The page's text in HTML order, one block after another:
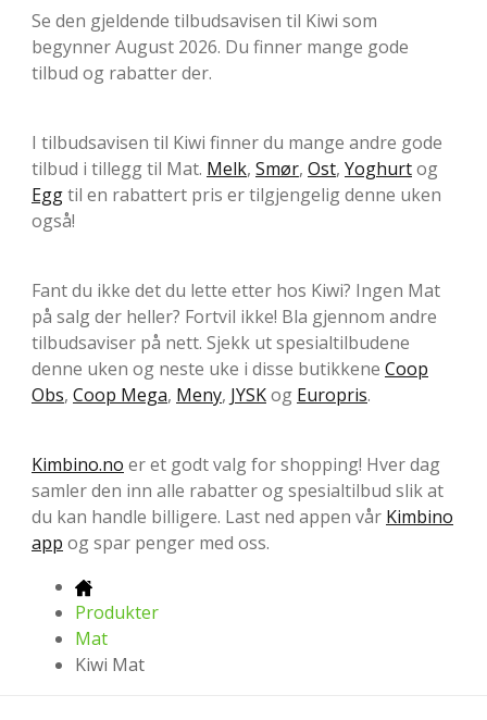
Se den gjeldende tilbudsavisen til Kiwi som
begynner August 2026. Du finner mange gode
tilbud og rabatter der.
I tilbudsavisen til Kiwi finner du mange andre gode
tilbud i tillegg til Mat. Melk, Smør, Ost, Yoghurtog
Eggtil en rabattert pris er tilgjengelig denne uken
også!
Fant du ikke det du lette etter hos Kiwi? Ingen Mat
på salg der heller? Fortvil ikke! Bla gjennom andre
tilbudsaviser på nett. Sjekk ut spesialtilbudene
denne uken og neste uke i disse butikkene Coop
Obs, Coop Mega, Meny, JYSKog Europris.
Kimbino.no er et godt valg for shopping! Hver dag
samler den inn alle rabatter og spesialtilbud slik at
du kan handle billigere. Last ned appen vår Kimbino
app og spar penger med oss.
Produkter
Mat
Kiwi Mat